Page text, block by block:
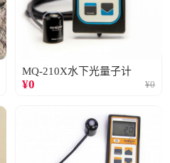
MQ-210X水下光量子计
¥0 ¥0